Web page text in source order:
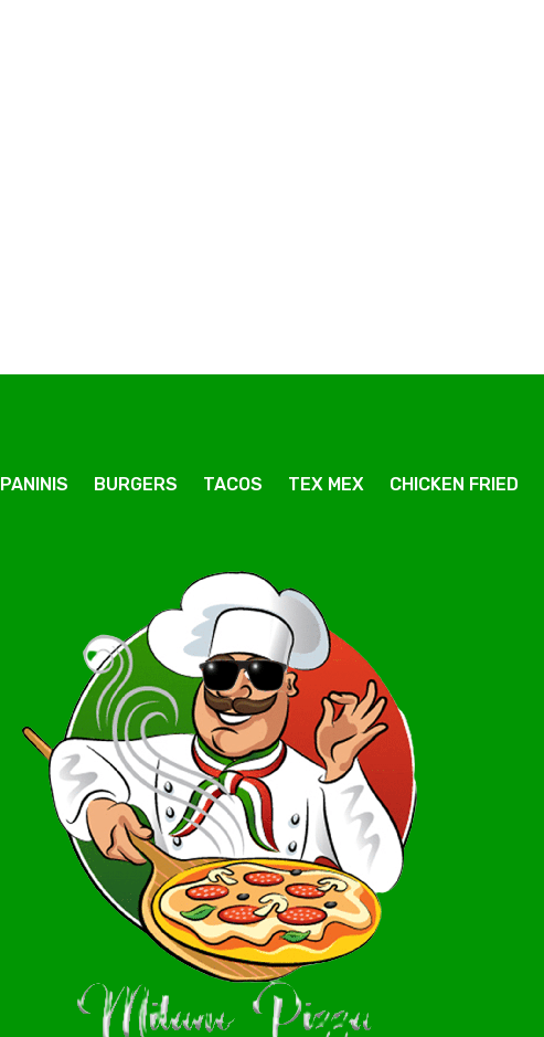
PANINIS BURGERS TACOS TEX MEX CHICKEN FRIED